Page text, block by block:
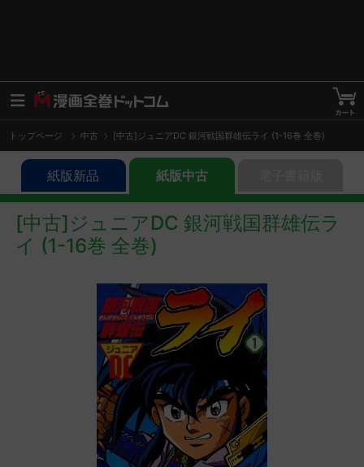
トップページ 中古 [中古]ジュニアDC 銀河戦国群雄伝ライ (1-16巻 全巻)
紙版新品 紙版中古
[中古]ジュニアDC 銀河戦国群雄伝ラ
イ (1-16巻 全巻)